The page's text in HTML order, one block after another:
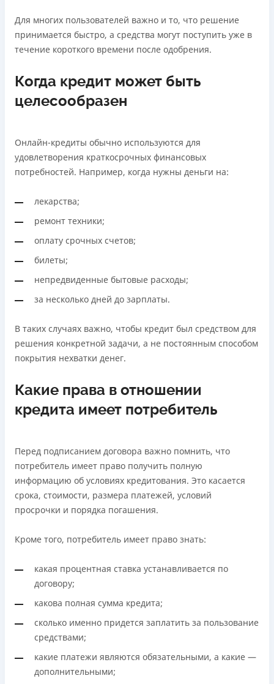
Для многих пользователей важно и то, что решение
принимается быстро, а средства могут поступить уже в
течение короткого времени после одобрения.
Когда кредит может быть
целесообразен
Онлайн-кредиты обычно используются для
удовлетворения краткосрочных финансовых
потребностей. Например, когда нужны деньги на:
лекарства;
ремонт техники;
оплату срочных счетов;
билеты;
непредвиденные бытовые расходы;
за несколько дней до зарплаты.
В таких случаях важно, чтобы кредит был средством для
решения конкретной задачи, а не постоянным способом
покрытия нехватки денег.
Какие права в отношении
кредита имеет потребитель
Перед подписанием договора важно помнить, что
потребитель имеет право получить полную
информацию об условиях кредитования. Это касается
срока, стоимости, размера платежей, условий
просрочки и порядка погашения.
Кроме того, потребитель имеет право знать:
какая процентная ставка устанавливается по
договору;
какова полная сумма кредита;
сколько именно придется заплатить за пользование
средствами;
какие платежи являются обязательными, а какие —
дополнительными;